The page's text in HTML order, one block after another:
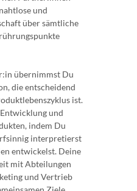
und
über sämtliche
übernimmst Du
die entscheidend
ist.
und
indem Du
interpretierst
entwickelst. Deine
mit Abteilungen
und Vertrieb